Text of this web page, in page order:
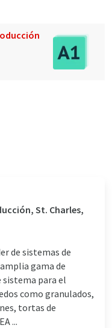
St. Charles,
de sistemas de
gama de
sistema para el
como granulados,
tortas de
...